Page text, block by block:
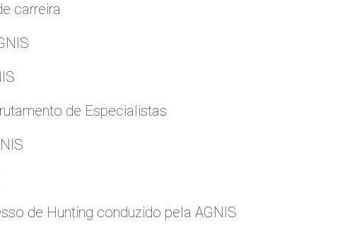
carreira
de Especialistas
de Hunting conduzido pela AGNIS